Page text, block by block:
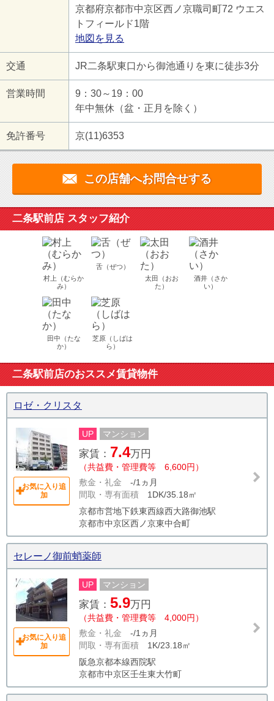
京都府京都市中京区西ノ京職司町72 ウエス
トフィールド1階
地図を見る
交通 JR二条駅東口から御池通りを東に徒歩3分
営業時間
9：30～19：00
年中無休（盆・正月を除く）
免許番号 京(11)6353
この店舗へお問合せする
二条駅前店 スタッフ紹介
村上（むらか
み）
舌（ぜつ）
太田（おお
た）
酒井（さか
い）
田中（たな
か）
芝原（しばは
ら）
二条駅前店のおススメ賃貸物件
ロゼ・クリスタ
お気に入り追
加
UP マンション
家賃： 7.4万円
（共益費・管理費等 6,600円）
敷金・礼金 -/1ヵ月
間取・専有面積 1DK/35.18㎡
京都市営地下鉄東西線西大路御池駅
京都市中京区西ノ京東中合町
セレーノ御前蛸薬師
お気に入り追
加
UP マンション
家賃： 5.9万円
（共益費・管理費等 4,000円）
敷金・礼金 -/1ヵ月
間取・専有面積 1K/23.18㎡
阪急京都本線西院駅
京都市中京区壬生東大竹町